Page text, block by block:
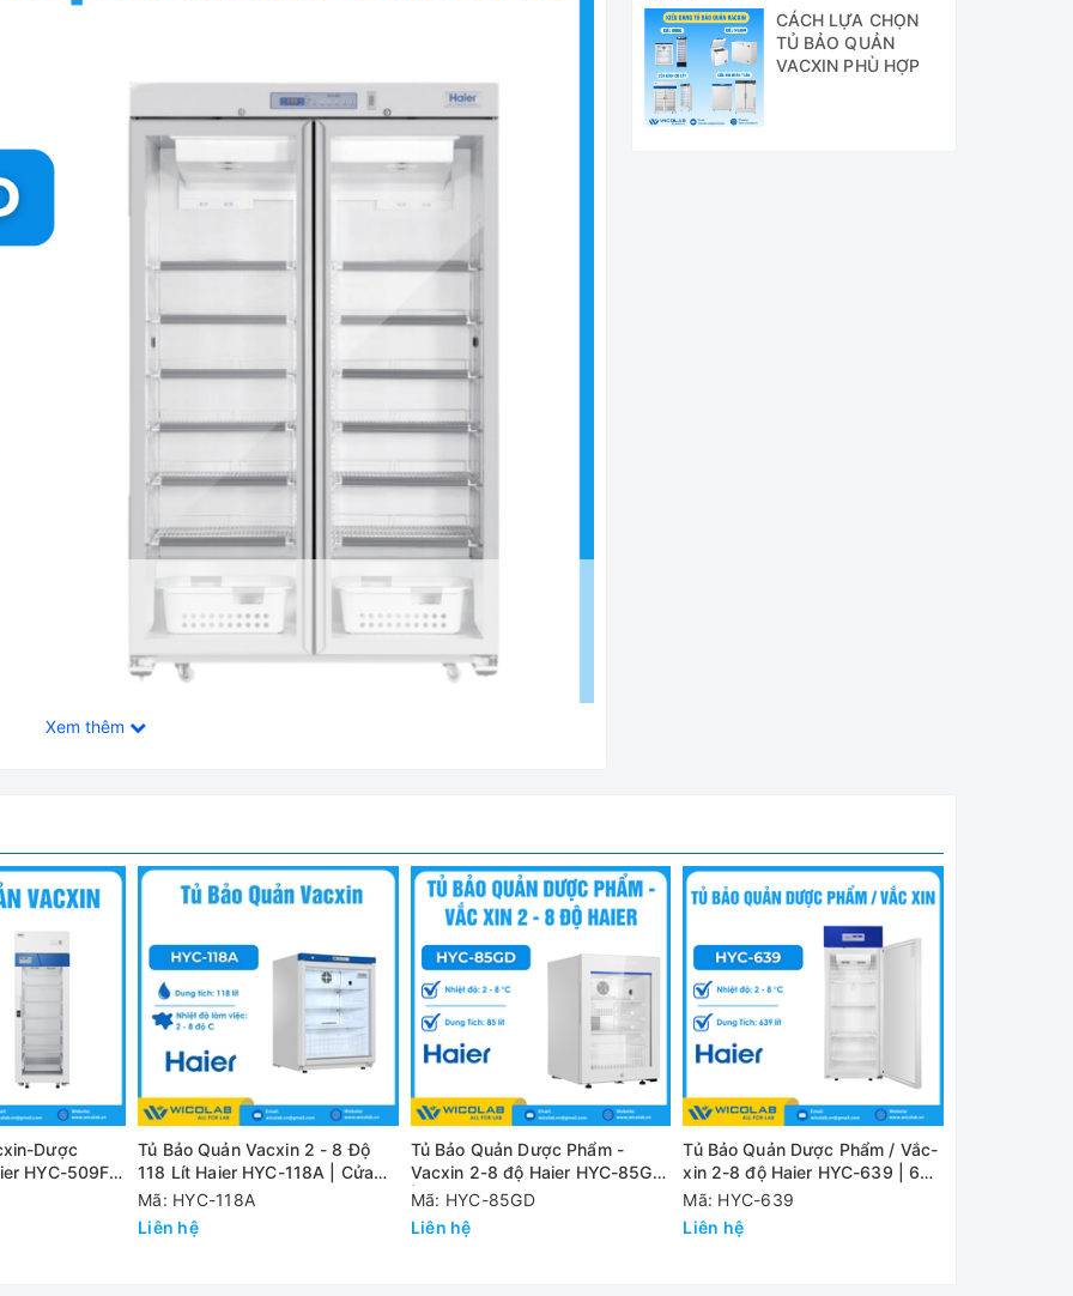
Độ Haier HYC-1031GD | 1031 Lít
nhiệt độ ổn định trong khoảng 2 – 8 độ C
quả làm lạnh
và tuổi thọ cao.
phân bố dòng khí tối ưu, để đạt được độ đồng đều và ổn định nhiệt
nhiệt độ Nhanh (sau mở cửa)
số và điều chỉnh nhiệt độ với bước điều chỉnh 1 độ C
Xem thêm
CÁCH LỰA CHỌN
TỦ BẢO QUẢN
VACXIN PHÙ HỢP
Dược
HYC-509F |
Tủ Bảo Quản Vacxin 2 - 8 Độ
118 Lít Haier HYC-118A | Cửa
Kính
Mã: HYC-118A
Liên hệ
Tủ Bảo Quản Dược Phẩm -
Vacxin 2-8 độ Haier HYC-85GD
| 85 Lít
Mã: HYC-85GD
Liên hệ
Tủ Bảo Quản Dược Phẩm / Vắc-
xin 2-8 độ Haier HYC-639 | 639
Lít
Mã: HYC-639
Liên hệ